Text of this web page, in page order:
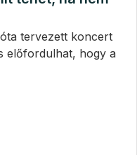
tervezett koncert
előfordulhat, hogy a